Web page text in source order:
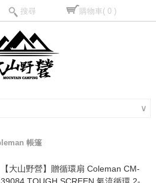
搜尋 購物車( 0 )
∨
帳篷
【大山野營】贈循環扇 Coleman CM-
39084 TOUGH SCREEN 氣流循環 2-